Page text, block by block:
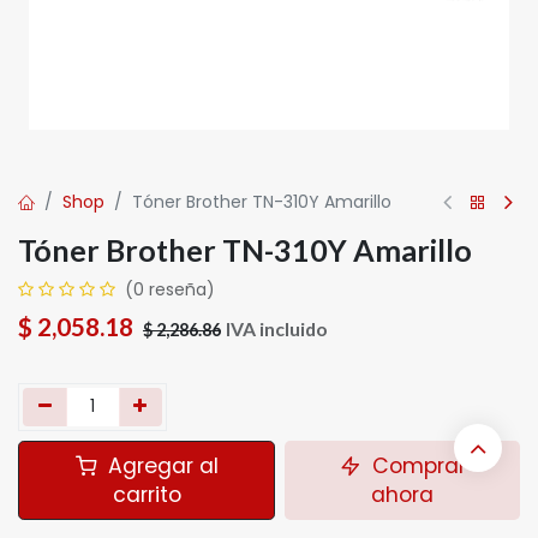
Shop Tóner Brother TN-310Y Amarillo
Tóner Brother TN-310Y Amarillo
(0 reseña)
$ 2,058.18 $2,286.86 IVA incluido
Agregar al
carrito
Comprar
ahora